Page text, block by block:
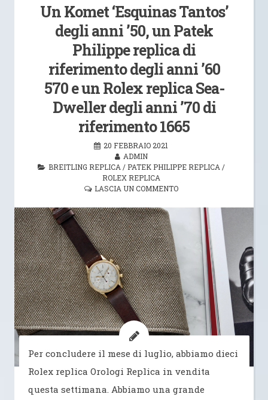
Un Komet ‘Esquinas Tantos’
degli anni ’50, un Patek
Philippe replica di
riferimento degli anni ’60
570 e un Rolex replica Sea-
Dweller degli anni ’70 di
riferimento 1665
20 FEBBRAIO 2021
ADMIN
BREITLING REPLICA / PATEK PHILIPPE REPLICA /
ROLEX REPLICA
LASCIA UN COMMENTO
Per concludere il mese di luglio, abbiamo dieci
Rolex replica Orologi Replica in vendita
questa settimana. Abbiamo una grande